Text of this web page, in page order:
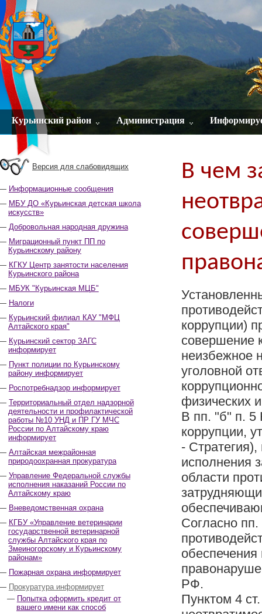
Курьинский район Администрация
Версия для слабовидящих
Информационные сообщения
МБУ ДО «Курьинская детская школа
искусств»
Добровольная народная дружина
Миграционный пункт ПП по
Курьинскому району
КГКУ Центр занятости населения
Курьинского района
МБУК "Курьинская МЦБ"
Налоги
Курьинский филиал КАУ "МФЦ
Алтайского края"
Курьинский сектор ЗАГС
информирует
Пункт полиции по Курьинскому
району информирует
Роспотребнадзор информирует
Территориальный отдел надзорной
деятельности и профилактической
работы №10 УНД и ПР ГУ МЧС
России по Алтайскому краю
информирует
Алтайская межрайонная
природоохранная прокуратура
Управление Федеральной службы
исполнения наказаний России по
Алтайскому краю
Вневедомственная охрана
КГБУ «Управление ветеринарии
государственной ветеринарной
службы Алтайского края по
Змеиногорскому и Курьинскому
районам»
Пожарная охрана информирует
Прокуратура информирует
Попытка оформить кредит от
вашего имени как способ
В чем
коррупции)
совершение
неизбежное
уголовной
физических
В пп. "б" п. 5
коррупции,
-
исполнения
области
Согласно пп.
обеспечения
РФ.
Пунктом 4